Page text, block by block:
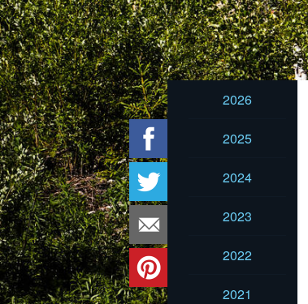
2026
2025
2024
2023
2022
2021